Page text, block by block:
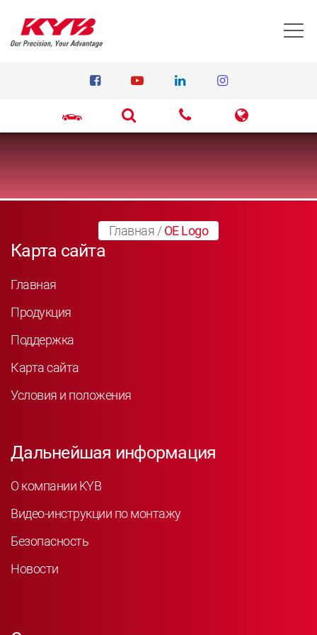
Главная /OE Logo
Карта сайта
Главная
Продукция
Поддержка
Карта сайта
Условия и положения
Дальнейшая информация
О компании KYB
Видео-инструкции по монтажу
Безопасность
Новости